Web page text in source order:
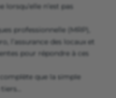
lorsqu’elle n’est pas
professionnelle (MRP),
l’assurance des locaux et
pour répondre à ces
que la simple